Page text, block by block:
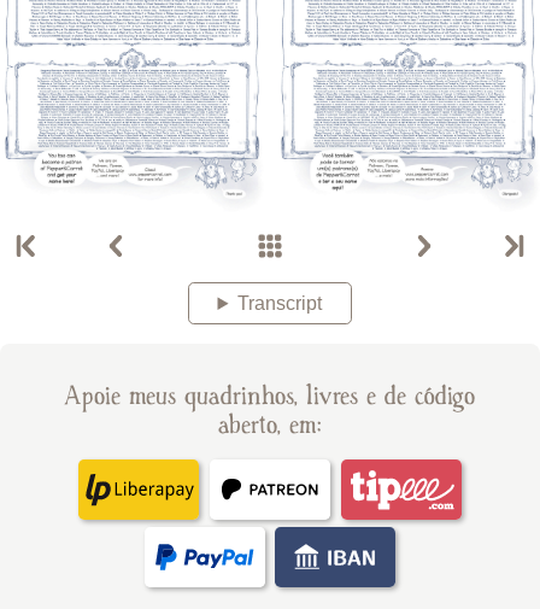
Transcript
Apoie meus quadrinhos, livres e de código
aberto, em: